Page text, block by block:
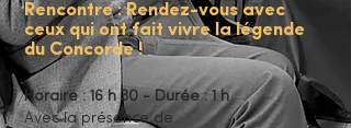
Rencontre : Rendez-vous avec
ceux qui ont fait vivre la légende
du Concorde !
Horaire : 16 h 30 - Durée : 1 h
Avec la présence de : ​